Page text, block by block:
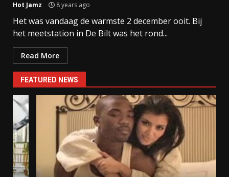
Hot Jamz 8 years ago
Het was vandaag de warmste 2 december ooit. Bij
het meetstation in De Bilt was het rond...
Read More
FEATURED NEWS